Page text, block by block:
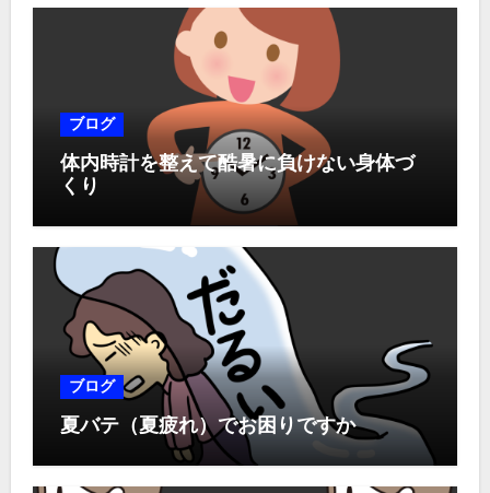
ブログ
体内時計を整えて酷暑に負けない身体づ
くり
ブログ
夏バテ（夏疲れ）でお困りですか